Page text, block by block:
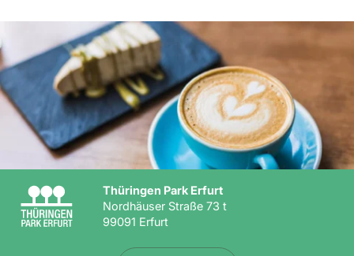
Thüringen Park Erfurt
Nordhäuser Straße 73 t
99091 Erfurt